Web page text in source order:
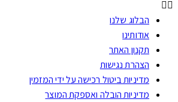
הבלוג שלנו
אודותינו
תקנון האתר
הצהרת נגישות
מדיניות ביטול רכישה על ידי המזמין
מדיניות הובלה ואספקת המוצר